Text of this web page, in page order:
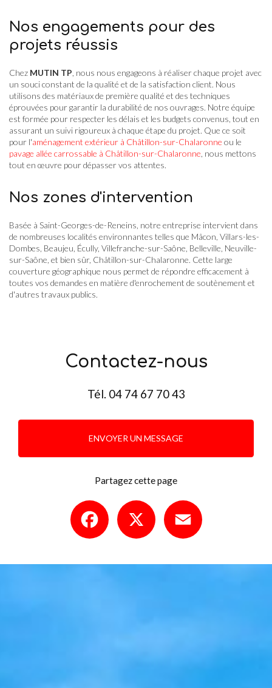
Nos engagements pour des
projets réussis
Chez MUTIN TP , nous nous engageons à réaliser chaque projet avec
un souci constant de la qualité et de la satisfaction client. Nous
utilisons des matériaux de première qualité et des techniques
éprouvées pour garantir la durabilité de nos ouvrages. Notre équipe
est formée pour respecter les délais et les budgets convenus, tout en
assurant un suivi rigoureux à chaque étape du projet. Que ce soit
pour l'aménagement extérieur à Châtillon-sur-Chalaronne ou le
pavage allée carrossable à Châtillon-sur-Chalaronne , nous mettons
tout en œuvre pour dépasser vos attentes.
Nos zones d'intervention
Basée à Saint-Georges-de-Reneins, notre entreprise intervient dans
de nombreuses localités environnantes telles que Mâcon, Villars-les-
Dombes, Beaujeu, Écully, Villefranche-sur-Saône, Belleville, Neuville-
sur-Saône, et bien sûr, Châtillon-sur-Chalaronne. Cette large
couverture géographique nous permet de répondre efficacement à
toutes vos demandes en matière d'enrochement de soutènement et
d'autres travaux publics.
Contactez-nous
Tél. 04 74 67 70 43
ENVOYER UN MESSAGE
Partagez cette page
Facebook